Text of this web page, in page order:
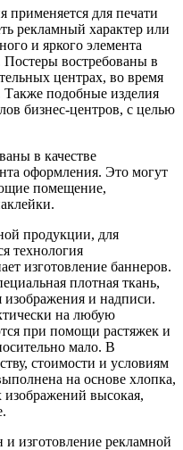
применяется для печати
рекламный характер или
и яркого элемента
Постеры востребованы в
центрах, во время
подобные изделия
бизнес-центров, с целью
в качестве
оформления. Это могут
помещение,
продукции, для
технология
изготовление баннеров.
плотная ткань,
изображения и надписи.
на любую
при помощи растяжек и
мало. В
стоимости и условиям
на основе хлопка,
изображений высокая,
изготовление рекламной